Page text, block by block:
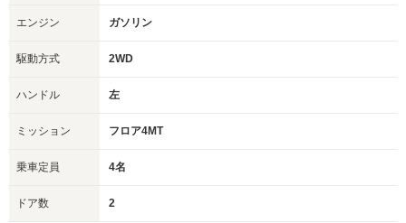
エンジン ガソリン
駆動方式 2WD
ハンドル 左
ミッション フロア4MT
乗車定員 4名
ドア数 2